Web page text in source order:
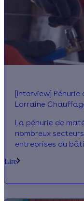
occupée par les
énergétique sur
[Interview]
Lorraine
La pénurie de
nombreux
entreprises du
échappent pas.
échangé avec
Président de la
Lire